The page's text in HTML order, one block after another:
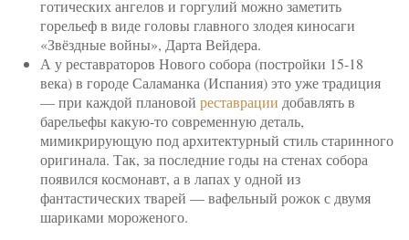
готических ангелов и горгулий можно заметить
горельеф в виде головы главного злодея киносаги
«Звёздные войны», Дарта Вейдера.
А у реставраторов Нового собора (постройки 15-18
века) в городе Саламанка (Испания) это уже традиция
— при каждой плановой реставрации добавлять в
барельефы какую-то современную деталь,
мимикрирующую под архитектурный стиль старинного
оригинала. Так, за последние годы на стенах собора
появился космонавт, а в лапах у одной из
фантастических тварей — вафельный рожок с двумя
шариками мороженого.